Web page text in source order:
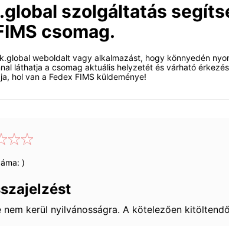
szolgáltatás
csomag.
weboldalt vagy alkalmazást, hogy könnyedén
láthatja a csomag aktuális helyzetét és várható
hol van a Fedex FIMS küldeménye!
)
nem kerül nyilvánosságra. A kötelezően